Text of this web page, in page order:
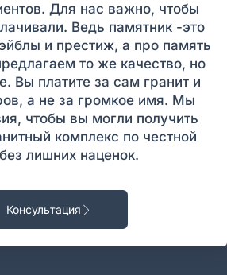
Для нас важно, чтобы
Ведь памятник -это
и престиж, а про память
то же качество, но
Вы платите за сам гранит и
а не за громкое имя. Мы
чтобы вы могли получить
комплекс по честной
лишних наценок.
Консультация